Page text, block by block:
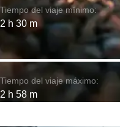
Tiempo del viaje mínimo:
2 h 30 m
Tiempo del viaje máximo:
2 h 58 m